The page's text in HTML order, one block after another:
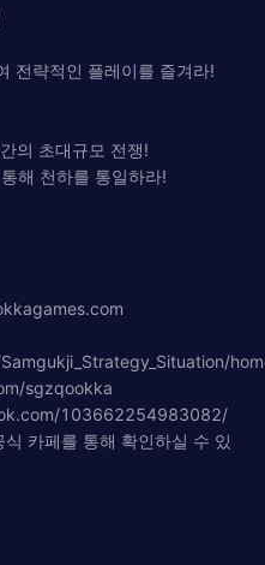
전략적인 플레이를 즐겨라!
의 초대규모 전쟁!
해 천하를 통일하라!
sgzqookka
103662254983082/
카페를 통해 확인하실 수 있